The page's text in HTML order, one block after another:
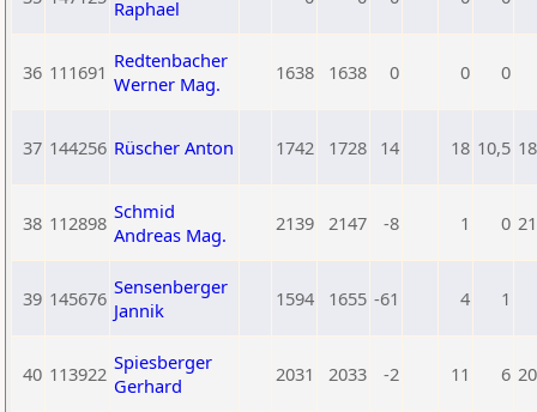
Raphael
36 111691 Redtenbacher
Werner Mag.
1638 1638 0 0 0
37 144256 Rüscher Anton 1742 1728 14 18 10,5
38 112898 Schmid
Andreas Mag.
2139 2147 -8 1 0
39 145676 Sensenberger
Jannik
1594 1655 -61 4 1
40 113922 Spiesberger
Gerhard
2031 2033 -2 11 6